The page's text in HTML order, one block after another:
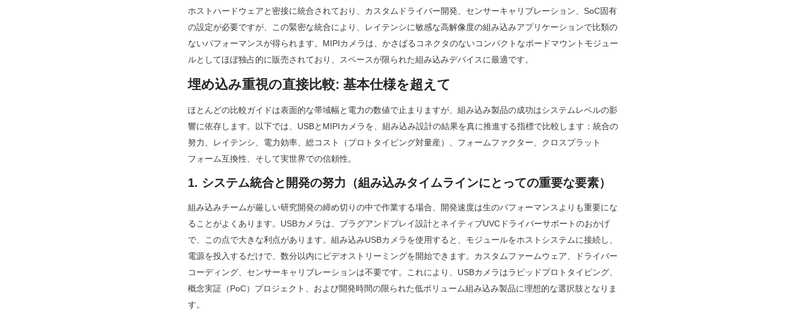
ホストハードウェアと密接に統合されており、カスタムドライバー開発、センサーキャリブレーション、SoC固有
の設定が必要ですが、この緊密な統合により、レイテンシに敏感な高解像度の組み込みアプリケーションで比類の
ないパフォーマンスが得られます。MIPIカメラは、かさばるコネクタのないコンパクトなボードマウントモジュー
ルとしてほぼ独占的に販売されており、スペースが限られた組み込みデバイスに最適です。
埋め込み重視の直接比較: 基本仕様を超えて
ほとんどの比較ガイドは表面的な帯域幅と電力の数値で止まりますが、組み込み製品の成功はシステムレベルの影
響に依存します。以下では、USBとMIPIカメラを、組み込み設計の結果を真に推進する指標で比較します：統合の
努力、レイテンシ、電力効率、総コスト（プロトタイピング対量産）、フォームファクター、クロスプラット
フォーム互換性、そして実世界での信頼性。
1. システム統合と開発の努力（組み込みタイムラインにとっての重要な要素）
組み込みチームが厳しい研究開発の締め切りの中で作業する場合、開発速度は生のパフォーマンスよりも重要にな
ることがよくあります。USBカメラは、プラグアンドプレイ設計とネイティブUVCドライバーサポートのおかげ
で、この点で大きな利点があります。組み込みUSBカメラを使用すると、モジュールをホストシステムに接続し、
電源を投入するだけで、数分以内にビデオストリーミングを開始できます。カスタムファームウェア、ドライバー
コーディング、センサーキャリブレーションは不要です。これにより、USBカメラはラピッドプロトタイピング、
概念実証（PoC）プロジェクト、および開発時間の限られた低ボリューム組み込み製品に理想的な選択肢となりま
す。